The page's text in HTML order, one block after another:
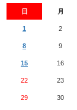
日 月
1 2
8 9
15 16
22 23
29 30